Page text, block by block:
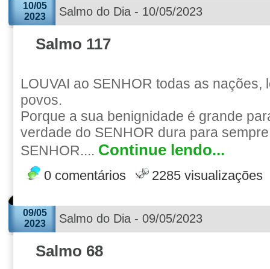
10/05
2023
Salmo do Dia - 10/05/2023
Salmo 117
LOUVAI ao SENHOR todas as nações,
povos.
Porque a sua benignidade é grande
verdade do SENHOR dura para
SENHOR.... Continue lendo...
0 comentários 2285 visualizações
09/05
2023
Salmo do Dia - 09/05/2023
Salmo 68